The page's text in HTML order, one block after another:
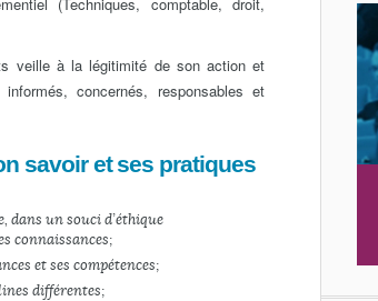
veille à la légitimité de son action et
concernés, responsables et
savoir et ses pratiques
un souci d’éthique
connaissances ;
et ses compétences ;
différentes ;